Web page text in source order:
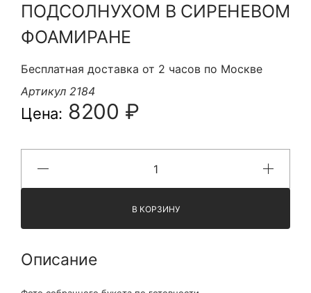
ПОДСОЛНУХОМ В СИРЕНЕВОМ
ФОАМИРАНЕ
Бесплатная доставка от 2 часов по Москве
Артикул 2184
Цена: 8200 ₽
В КОРЗИНУ
Описание